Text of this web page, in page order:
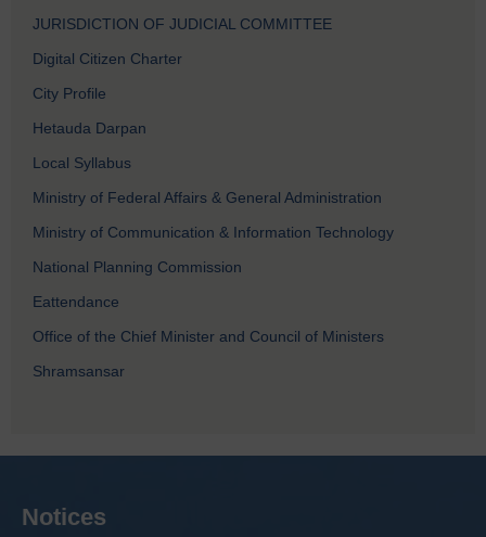
JURISDICTION OF JUDICIAL COMMITTEE
Digital Citizen Charter
City Profile
Hetauda Darpan
Local Syllabus
Ministry of Federal Affairs & General Administration
Ministry of Communication & Information Technology
National Planning Commission
Eattendance
Office of the Chief Minister and Council of Ministers
Shramsansar
Notices